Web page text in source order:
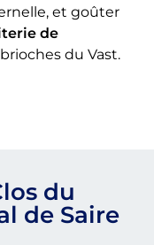
et goûter
de
du Vast.
du
de Saire